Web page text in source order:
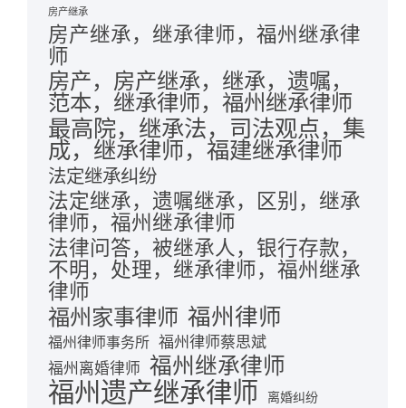
房产继承
房产继承，继承律师，福州继承律
师
房产，房产继承，继承，遗嘱，
范本，继承律师，福州继承律师
最高院，继承法，司法观点，集
成，继承律师，福建继承律师
法定继承纠纷
法定继承，遗嘱继承，区别，继承
律师，福州继承律师
法律问答，被继承人，银行存款，
不明，处理，继承律师，福州继承
律师
福州家事律师 福州律师
福州律师事务所 福州律师蔡思斌
福州离婚律师 福州继承律师
福州遗产继承律师 离婚纠纷